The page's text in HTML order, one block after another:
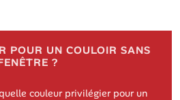
POUR UN COULOIR SANS
?
couleur privilégier pour un